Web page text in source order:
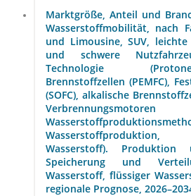
Marktgröße, Anteil und
Wasserstoffmobilität, nach
und Limousine, SUV, leichte
und schwere
Technologie
Brennstoffzellen (PEMFC),
(SOFC), alkalische
Wasserstoff).
Speicherung und
Wasserstoff, flüssiger
regionale Prognose,